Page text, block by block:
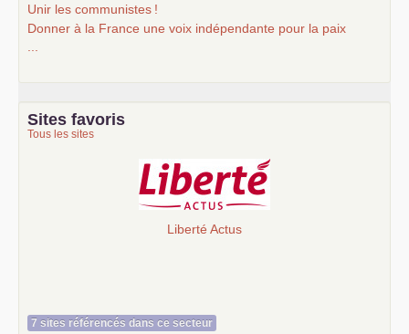
Unir les communistes !
Donner à la France une voix indépendante pour la paix
Sites favoris
Tous les sites
Liberté Actus
7 sites référencés dans ce secteur